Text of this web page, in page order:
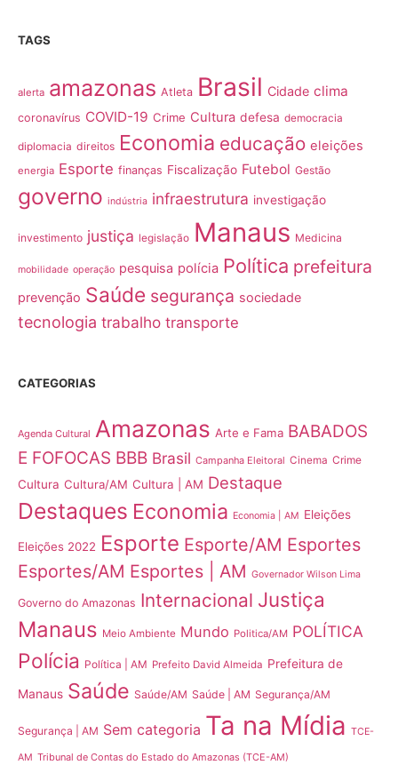
TAGS
alerta amazonas Atleta Brasil Cidade clima
coronavírus COVID-19 Crime Cultura defesa democracia
diplomacia direitos Economia educação eleições
energia Esporte finanças Fiscalização Futebol Gestão
governo indústria infraestrutura investigação
investimento justiça legislação Manaus Medicina
mobilidade operação pesquisa polícia Política prefeitura
prevenção Saúde segurança sociedade
tecnologia trabalho transporte
CATEGORIAS
Agenda Cultural Amazonas Arte e Fama BABADOS
E FOFOCAS BBB Brasil Campanha Eleitoral Cinema Crime
Cultura Cultura/AM Cultura | AM Destaque
Destaques Economia Economia | AM Eleições
Eleições 2022 Esporte Esporte/AM Esportes
Esportes/AM Esportes | AM Governador Wilson Lima
Governo do Amazonas Internacional Justiça
Manaus Meio Ambiente Mundo Politica/AM POLÍTICA
Polícia Política | AM Prefeito David Almeida Prefeitura de
Manaus Saúde Saúde/AM Saúde | AM Segurança/AM
Segurança | AM Sem categoria Ta na Mídia TCE-
AM Tribunal de Contas do Estado do Amazonas (TCE-AM)